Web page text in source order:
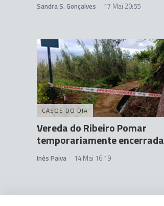
Sandra S. Gonçalves 17 Mai 20:55
CASOS DO DIA
Vereda do Ribeiro Pomar
temporariamente encerrada
Inês Paiva 14 Mai 16:19